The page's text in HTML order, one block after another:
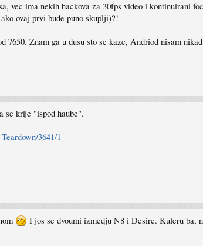
vec ima nekih hackova za 30fps video i kontinuirani
ovaj prvi bude puno skuplji)?!
7650. Znam ga u dusu sto se kaze, Andriod nisam
se krije "ispod haube".
3641/1
I jos se dvoumi izmedju N8 i Desire. Kuleru ba,